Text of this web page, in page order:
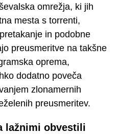
omrežja, ki jih
mesta s torrenti,
in podobne
preusmeritve na takšne
oprema,
dodatno poveča
zlonamernih
preusmeritev.
lažnimi obvestili